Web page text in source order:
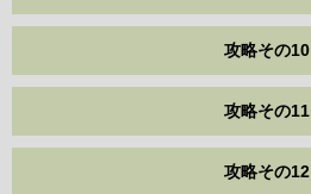
攻略その10
攻略その11
攻略その12